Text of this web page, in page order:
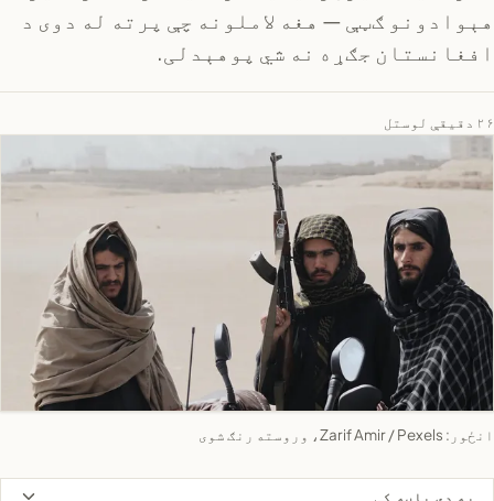
هېوادونو ګټې — هغه لاملونه چې پرته له دوی د
افغانستان جګړه نه شي پوهېدلی.
۲۶ دقیقې لوستل
انځور: Zarif Amir / Pexels، وروسته رنګ شوی
په دې پاڼه کې